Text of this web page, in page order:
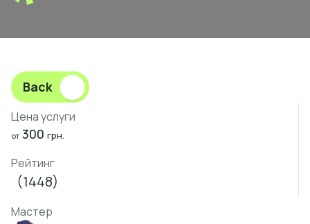
Back
Цена услуги
от 300 грн.
Рейтинг
(1448)
Мастер